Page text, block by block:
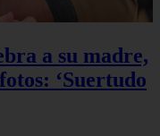
a su madre,
‘Suertudo